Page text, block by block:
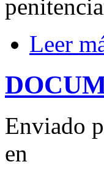
Leer
Enviado
en